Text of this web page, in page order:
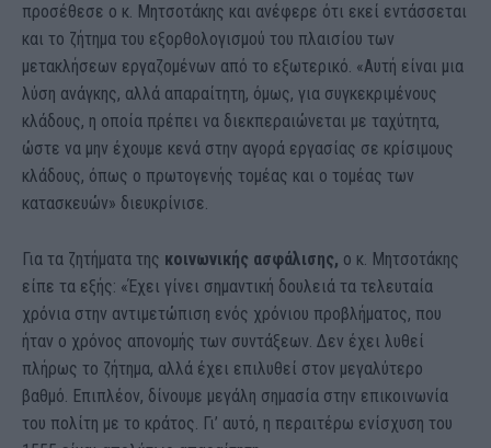
προσέθεσε ο κ. Μητσοτάκης και ανέφερε ότι εκεί εντάσσεται
και το ζήτημα του εξορθολογισμού του πλαισίου των
μετακλήσεων εργαζομένων από το εξωτερικό. «Αυτή είναι μια
λύση ανάγκης, αλλά απαραίτητη, όμως, για συγκεκριμένους
κλάδους, η οποία πρέπει να διεκπεραιώνεται με ταχύτητα,
ώστε να μην έχουμε κενά στην αγορά εργασίας σε κρίσιμους
κλάδους, όπως ο πρωτογενής τομέας και ο τομέας των
κατασκευών» διευκρίνισε.
Για τα ζητήματα της κοινωνικής ασφάλισης, ο κ. Μητσοτάκης
είπε τα εξής: «Έχει γίνει σημαντική δουλειά τα τελευταία
χρόνια στην αντιμετώπιση ενός χρόνιου προβλήματος, που
ήταν ο χρόνος απονομής των συντάξεων. Δεν έχει λυθεί
πλήρως το ζήτημα, αλλά έχει επιλυθεί στον μεγαλύτερο
βαθμό. Επιπλέον, δίνουμε μεγάλη σημασία στην επικοινωνία
του πολίτη με το κράτος. Γι’ αυτό, η περαιτέρω ενίσχυση του